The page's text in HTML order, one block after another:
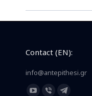
Contact (EN):
info@antepithesi.gr
Find us on: